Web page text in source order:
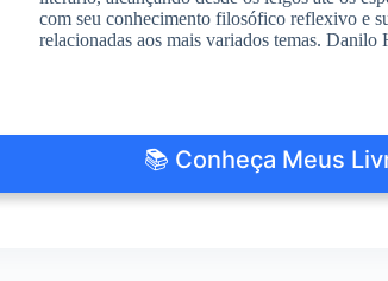
com seu conhecimento filosófico reflexivo e
relacionadas aos mais variados temas.
📚 Conheça Meus